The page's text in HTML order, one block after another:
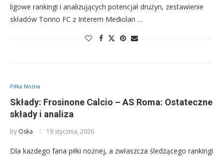
ligowe rankingi i analizujących potencjał drużyn, zestawienie
składów Torino FC z Interem Mediolan …
Piłka Nożna
Składy: Frosinone Calcio – AS Roma: Ostateczne
składy i analiza
by Oska 19 stycznia, 2026
Dla każdego fana piłki nożnej, a zwłaszcza śledzącego rankingi